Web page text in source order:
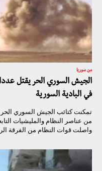
من سوريا
الجيش السوري الحر يقتل
في البادية السورية
تمكنت كتائب الجيش السوري الحر
من عناصر النظام والمليشيات
واصلت قوات النظام من الفرقة